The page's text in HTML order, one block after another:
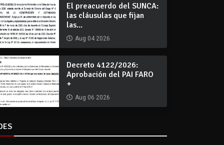
El preacuerdo del SUNCA:
las cláusulas que fijan
las...
Aug 04 2026
Decreto 4122/2026:
Aprobación del PAI FARO
+
Aug 06 2026